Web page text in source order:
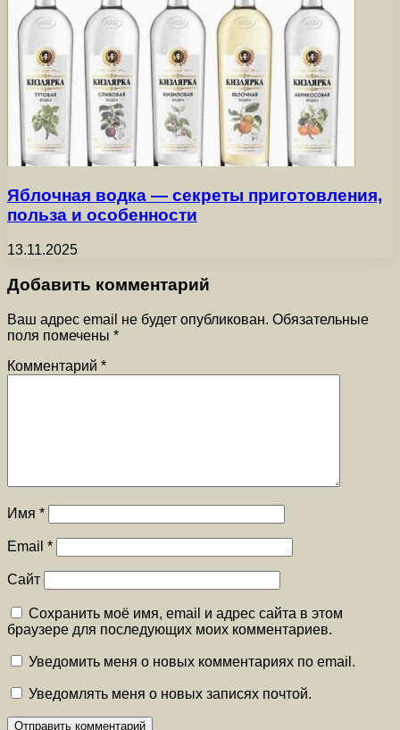
Яблочная водка — секреты приготовления,
польза и особенности
13.11.2025
Добавить комментарий
Ваш адрес email не будет опубликован. Обязательные
поля помечены *
Комментарий *
Имя *
Email *
Сайт
Сохранить моё имя, email и адрес сайта в этом
браузере для последующих моих комментариев.
Уведомить меня о новых комментариях по email.
Уведомлять меня о новых записях почтой.